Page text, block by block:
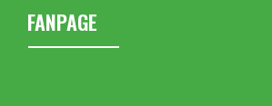
FANPAGE